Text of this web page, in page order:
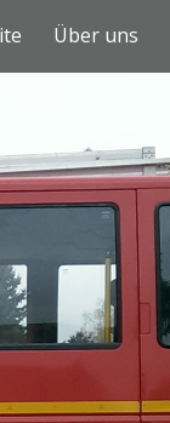
Über uns